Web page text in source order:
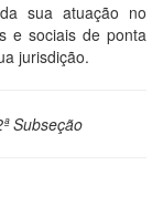
sua atuação no
e sociais de ponta
jurisdição.
Subseção